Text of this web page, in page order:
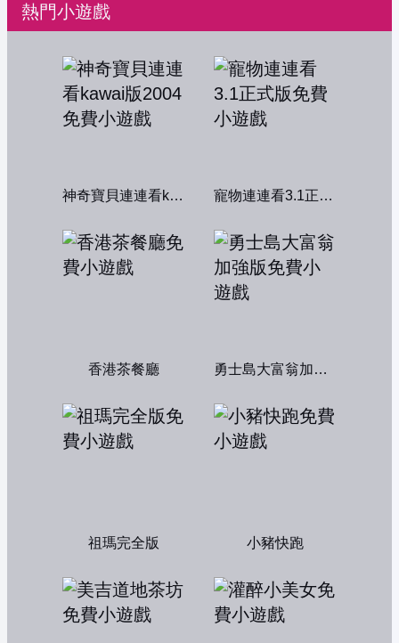
熱門小遊戲
神奇寶貝連連看kawai版2004 寵物連連看3.1正式版
香港茶餐廳 勇士島大富翁加強版
祖瑪完全版 小豬快跑